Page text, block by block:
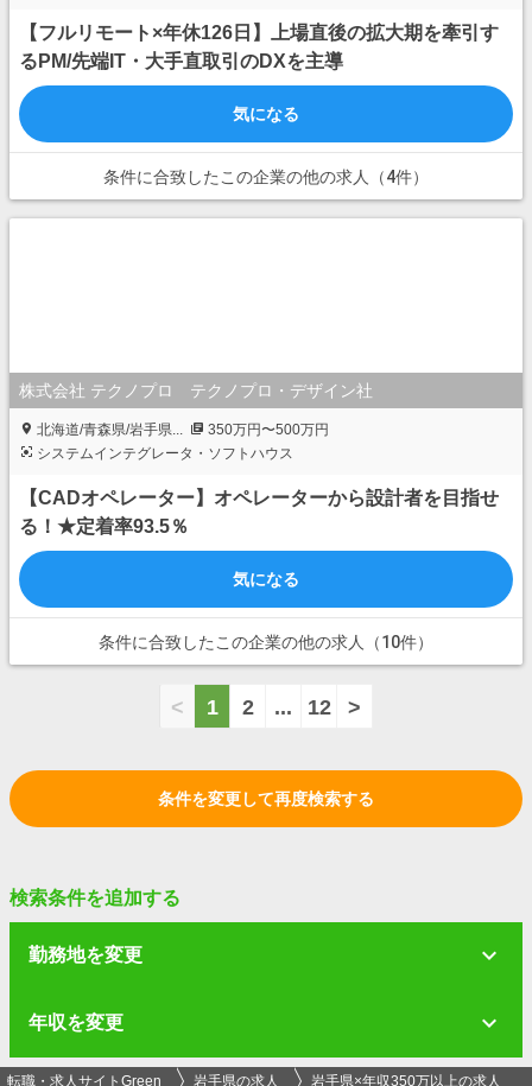
【フルリモート×年休126日】上場直後の拡大期を牽引す
るPM/先端IT・大手直取引のDXを主導
気になる
条件に合致したこの企業の他の求人（4件）
株式会社 テクノプロ テクノプロ・デザイン社
北海道/青森県/岩手県...
350万円〜500万円
システムインテグレータ・ソフトハウス
【CADオペレーター】オペレーターから設計者を目指せ
る！★定着率93.5％
気になる
条件に合致したこの企業の他の求人（10件）
< 1 2 ... 12 >
条件を変更して再度検索する
検索条件を追加する
勤務地を変更
年収を変更
転職・求人サイトGreen 岩手県の求人 岩手県×年収350万以上の求人